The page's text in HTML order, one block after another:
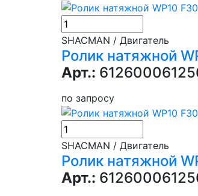
SHACMAN / Двигатель
Ролик натяжной
Арт.:
по запросу
SHACMAN / Двигатель
Ролик натяжной
Арт.: